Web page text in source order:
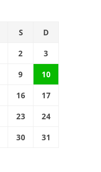
S D
2 3
9 10
16 17
23 24
30 31